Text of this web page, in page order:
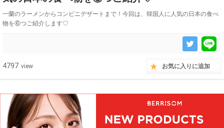
一蘭のラーメンからコンビニデザートまで！今回は、韓国人に人気の日本の食べ
物を⑥つご紹介します♡
4797 view お気に入りに追加